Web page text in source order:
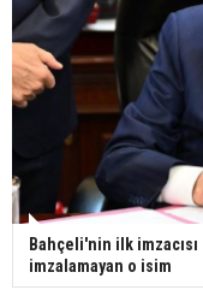
Bahçeli'nin ilk
imzalamayan o isim